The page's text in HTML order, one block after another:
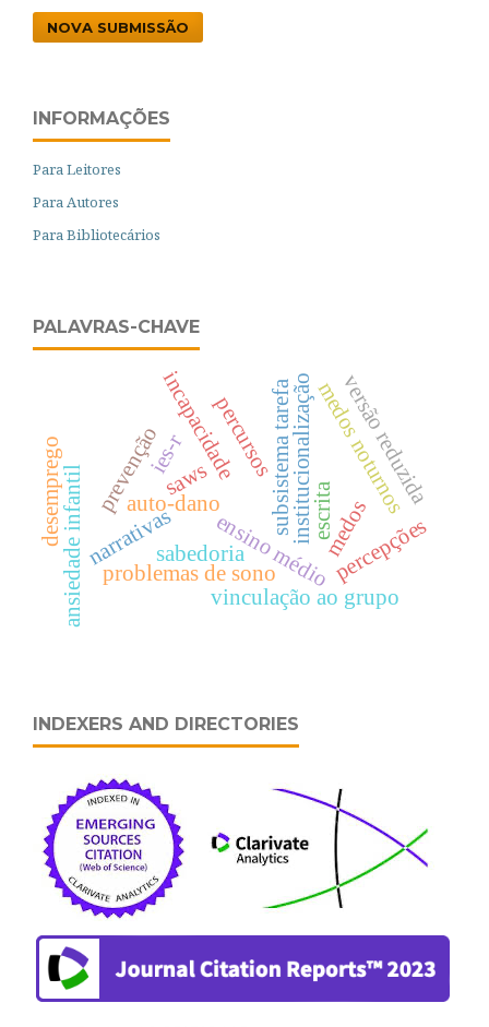
NOVA SUBMISSÃO
INFORMAÇÕES
Para Leitores
Para Autores
Para Bibliotecários
PALAVRAS-CHAVE
ensino médio
auto-dano institucionalização
percursos
percepções
narrativas
subsistema tarefa
sabedoria
saws
incapacidade
ansiedade infantil escrita
medos
medos noturnos
problemas de sono
versão reduzida
vinculação ao grupo
ies-r
prevenção
desemprego
INDEXERS AND DIRECTORIES